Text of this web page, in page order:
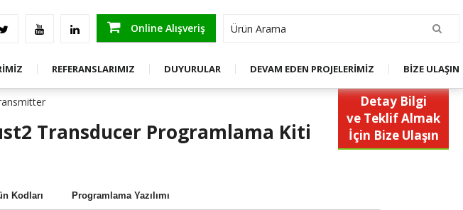
Online Alışveriş
ÇÖZÜMLERİ
ÜRÜNLERREFERANSLARIMIZ DUYURULAR DEVAM EDEN PROJELERİMİZ BİZE ULAŞIN
Detay Bilgi
ve Teklif Almak
İçin Bize Ulaşın
Transducer Programlama Kiti
Kodları Programlama Yazılımı